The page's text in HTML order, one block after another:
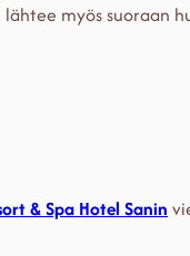
myös suoraan
& Spa Hotel Sanin